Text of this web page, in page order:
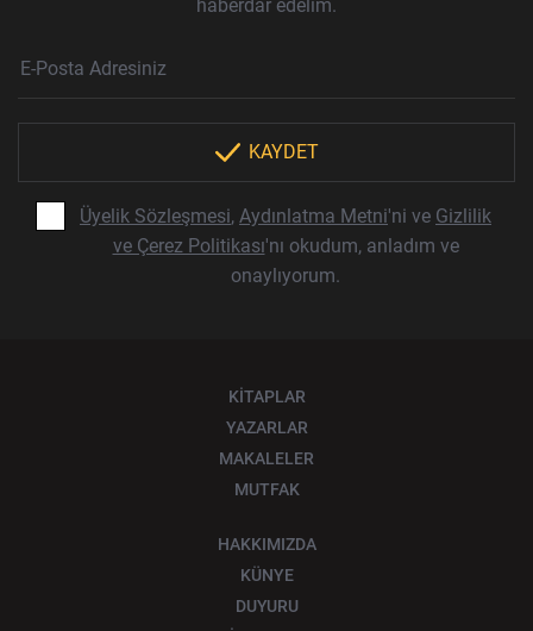
haberdar edelim.
Haber Bülteni Aboneliği
KAYDET
Üyelik Sözleşmesi, Aydınlatma Metni'ni ve Gizlilik
ve Çerez Politikası'nı okudum, anladım ve
onaylıyorum.
KİTAPLAR
YAZARLAR
MAKALELER
MUTFAK
HAKKIMIZDA
KÜNYE
DUYURU